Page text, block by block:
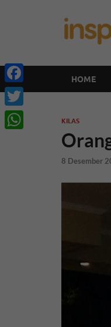
HOME
KILAS
8 Desember
Facebook
Twitter